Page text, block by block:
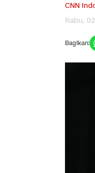
CNN
Rabu,
Bagikan: